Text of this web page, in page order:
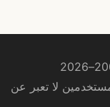
لا تعبر عن